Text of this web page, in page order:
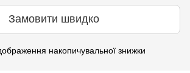
Замовити швидко
накопичувальної знижки